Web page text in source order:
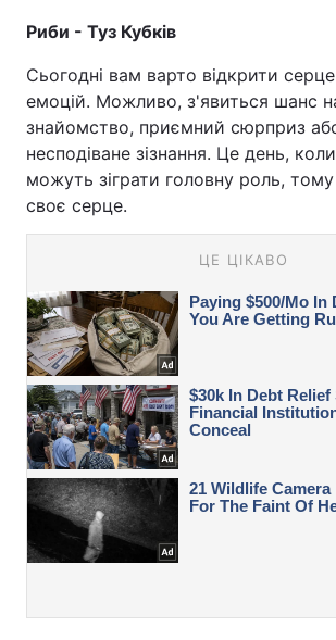
Риби - Туз Кубків
Сьогодні вам варто відкрити
емоцій. Можливо, з'явиться шанс
знайомство, приємний сюрприз
несподіване зізнання. Це день,
можуть зіграти головну роль,
своє серце.